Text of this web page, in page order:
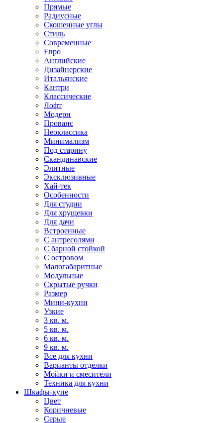
Прямые
Радиусные
Скошенные углы
Стиль
Современные
Евро
Английские
Дизайнерские
Итальянские
Кантри
Классические
Лофт
Модерн
Прованс
Неоклассика
Минимализм
Под старину
Скандинавские
Элитные
Эксклюзивные
Хай-тек
Особенности
Для студии
Для хрущевки
Для дачи
Встроенные
С антресолями
С барной стойкой
С островом
Малогабаритные
Модульные
Скрытые ручки
Размер
Мини-кухни
Узкие
3 кв. м.
5 кв. м.
6 кв. м.
9 кв. м.
Все для кухни
Варианты отделки
Мойки и смесители
Техника для кухни
Шкафы-купе
Цвет
Коричневые
Серые